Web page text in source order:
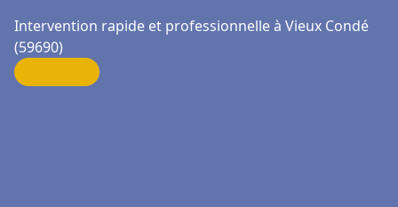
Intervention rapide et professionnelle à Vieux Condé
(59690)